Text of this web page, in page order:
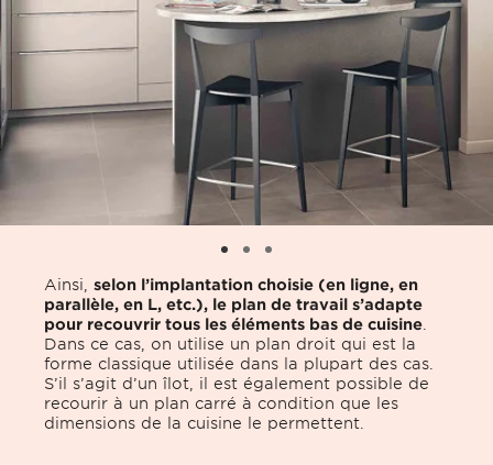
Ainsi, selon l’implantation choisie (en ligne, en
parallèle, en L, etc.), le plan de travail s’adapte
pour recouvrir tous les éléments bas de cuisine
Dans ce cas, on utilise un plan droit qui est la
forme classique utilisée dans la plupart des cas.
S’il s’agit d’un îlot, il est également possible de
recourir à un plan carré à condition que les
dimensions de la cuisine le permettent.